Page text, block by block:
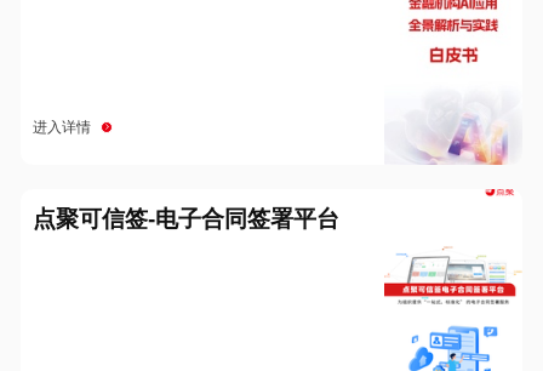
进入详情
点聚可信签-电子合同签署平台